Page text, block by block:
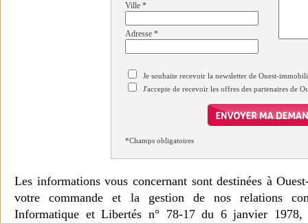
Ville *
Adresse *
Je souhaite recevoir la newsletter de Ouest-
J'accepte de recevoir les offres des partenaires de
*Champs obligatoires
Les informations vous concernant sont destinées à
votre commande et la gestion de nos relations
Informatique et Libertés n° 78-17 du 6 janvier 1978,